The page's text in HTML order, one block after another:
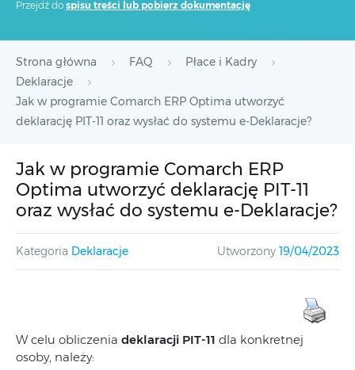
Przejdź do spisu treści lub pobierz dokumentację
Strona główna FAQ
Płace i Kadry
Deklaracje
Jak w programie Comarch ERP Optima utworzyć
deklarację PIT-11 oraz wysłać do systemu e-Deklaracje?
Jak w programie Comarch ERP
Optima utworzyć deklarację PIT-11
oraz wysłać do systemu e-Deklaracje?
Kategoria Deklaracje Utworzony 19/04/2023
W celu obliczenia deklaracji PIT-11 dla konkretnej
osoby, należy: